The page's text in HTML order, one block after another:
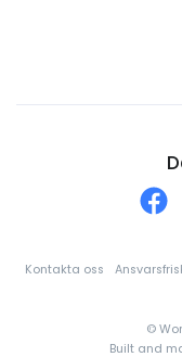
El Salvador
Kontakta oss
©
Built and